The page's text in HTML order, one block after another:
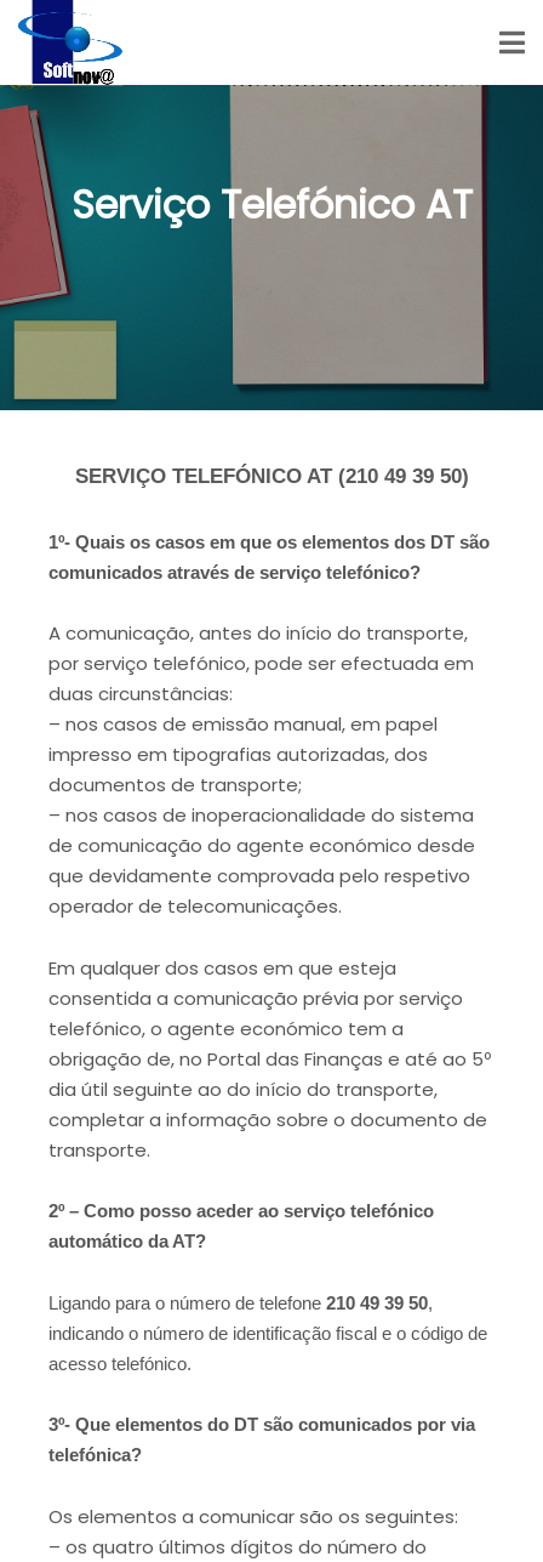
Serviço Telefónico AT
SERVIÇO TELEFÓNICO AT (210 49 39 50)
1º- Quais os casos em que os elementos dos DT são
comunicados através de serviço telefónico?
A comunicação, antes do início do transporte,
por serviço telefónico, pode ser efectuada em
duas circunstâncias:
– nos casos de emissão manual, em papel
impresso em tipografias autorizadas, dos
documentos de transporte;
– nos casos de inoperacionalidade do sistema
de comunicação do agente económico desde
que devidamente comprovada pelo respetivo
operador de telecomunicações.
Em qualquer dos casos em que esteja
consentida a comunicação prévia por serviço
telefónico, o agente económico tem a
obrigação de, no Portal das Finanças e até ao 5º
dia útil seguinte ao do início do transporte,
completar a informação sobre o documento de
transporte.
2º – Como posso aceder ao serviço telefónico
automático da AT?
Ligando para o número de telefone 210 49 39 50,
indicando o número de identificação fiscal e o código de
acesso telefónico.
3º- Que elementos do DT são comunicados por via
telefónica?
Os elementos a comunicar são os seguintes:
– os quatro últimos dígitos do número do